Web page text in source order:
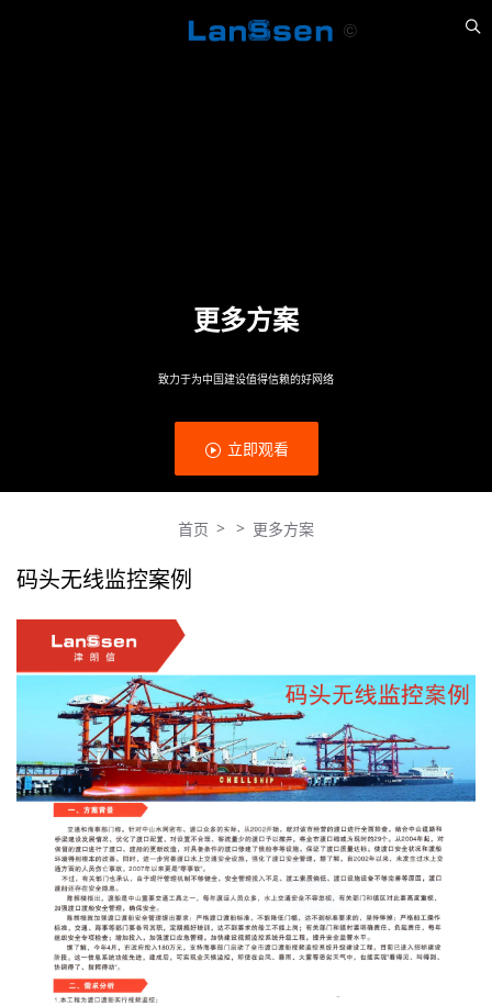
更多方案
致力于为中国建设值得信赖的好网络
立即观看
首页 > > 更多方案
码头无线监控案例